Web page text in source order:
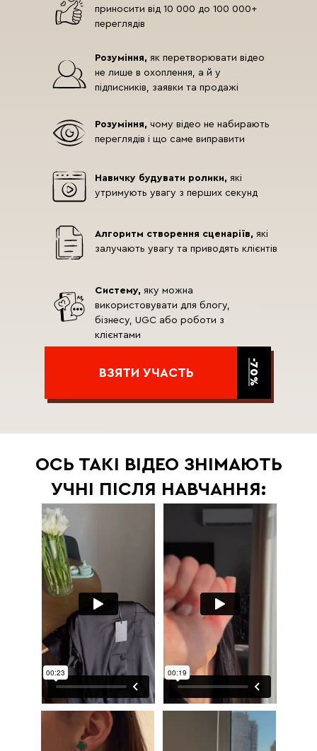
приносити від 10 000 до 100 000+
переглядів
Розуміння, як перетворювати відео
не лише в охоплення, а й у
підписників, заявки та продажі
Розуміння, чому відео не набирають
переглядів і що саме виправити
ВЗЯТИ УЧАСТЬ -70%
Навичку будувати ролики, які
утримують увагу з перших секунд
Систему, яку можна
використовувати для блогу,
бізнесу, UGC або роботи з
клієнтами
Алгоритм створення сценаріїв, які
залучають увагу та приводять клієнтів
ОСЬ ТАКІ ВІДЕО ЗНІМАЮТЬ
УЧНІ ПІСЛЯ НАВЧАННЯ: